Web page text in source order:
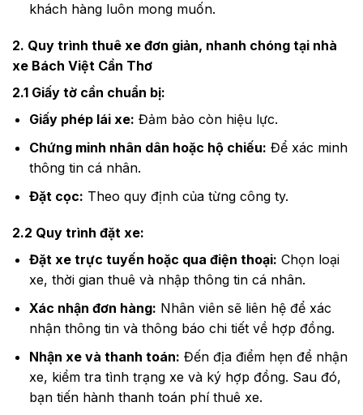
khách hàng luôn mong muốn.
2. Quy trình thuê xe đơn giản, nhanh chóng tại nhà
xe Bách Việt Cần Thơ
2.1 Giấy tờ cần chuẩn bị:
Giấy phép lái xe: Đảm bảo còn hiệu lực.
Chứng minh nhân dân hoặc hộ chiếu: Để xác minh
thông tin cá nhân.
Đặt cọc: Theo quy định của từng công ty.
2.2 Quy trình đặt xe:
Đặt xe trực tuyến hoặc qua điện thoại: Chọn loại
xe, thời gian thuê và nhập thông tin cá nhân.
Xác nhận đơn hàng: Nhân viên sẽ liên hệ để xác
nhận thông tin và thông báo chi tiết về hợp đồng.
Nhận xe và thanh toán: Đến địa điểm hẹn để nhận
xe, kiểm tra tình trạng xe và ký hợp đồng. Sau đó,
bạn tiến hành thanh toán phí thuê xe.